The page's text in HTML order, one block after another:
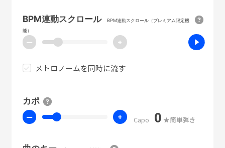
BPM連動スクロール
BPM連動スクロール（プレミアム限定機
能）
ー +
メトロノームを同時に流す
カポ
ー + Capo 0 ★簡単弾き